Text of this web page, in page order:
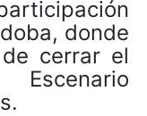
donde
cerrar el